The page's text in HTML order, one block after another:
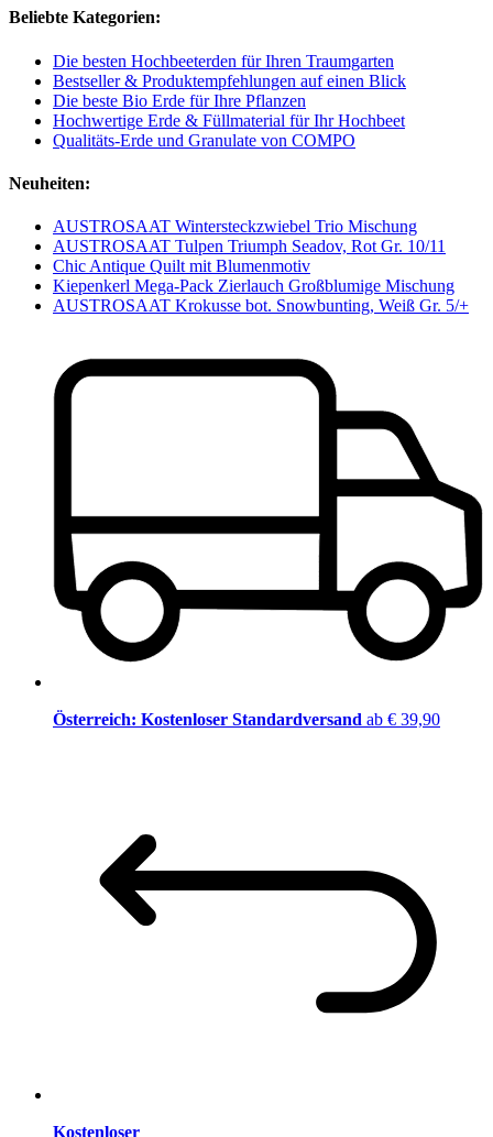
Beliebte Kategorien:
Die besten Hochbeeterden für Ihren Traumgarten
Bestseller & Produktempfehlungen auf einen Blick
Die beste Bio Erde für Ihre Pflanzen
Hochwertige Erde & Füllmaterial für Ihr Hochbeet
Qualitäts-Erde und Granulate von COMPO
Neuheiten:
AUSTROSAAT Wintersteckzwiebel Trio Mischung
AUSTROSAAT Tulpen Triumph Seadov, Rot Gr. 10/11
Chic Antique Quilt mit Blumenmotiv
Kiepenkerl Mega-Pack Zierlauch Großblumige Mischung
AUSTROSAAT Krokusse bot. Snowbunting, Weiß Gr. 5/+
Österreich: Kostenloser Standardversand ab € 39,90
Kostenloser